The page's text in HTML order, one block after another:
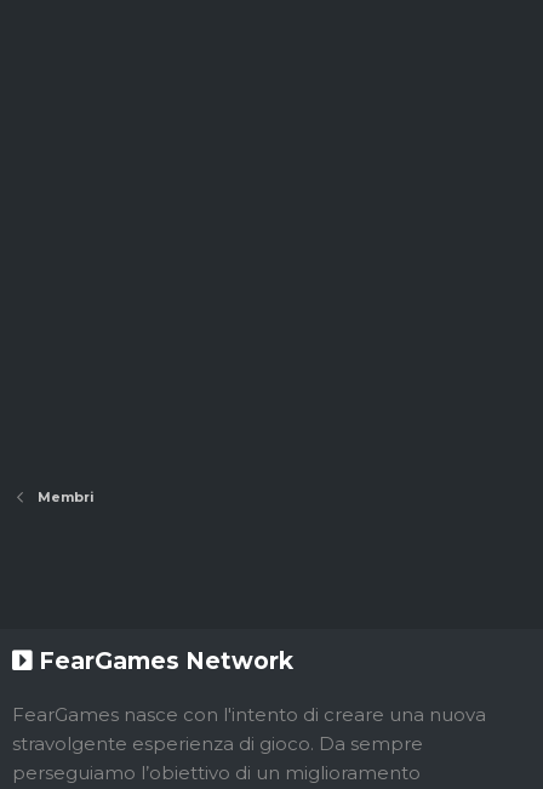
Membri
FearGames Network
FearGames nasce con l'intento di creare una nuova
stravolgente esperienza di gioco. Da sempre
perseguiamo l’obiettivo di un miglioramento